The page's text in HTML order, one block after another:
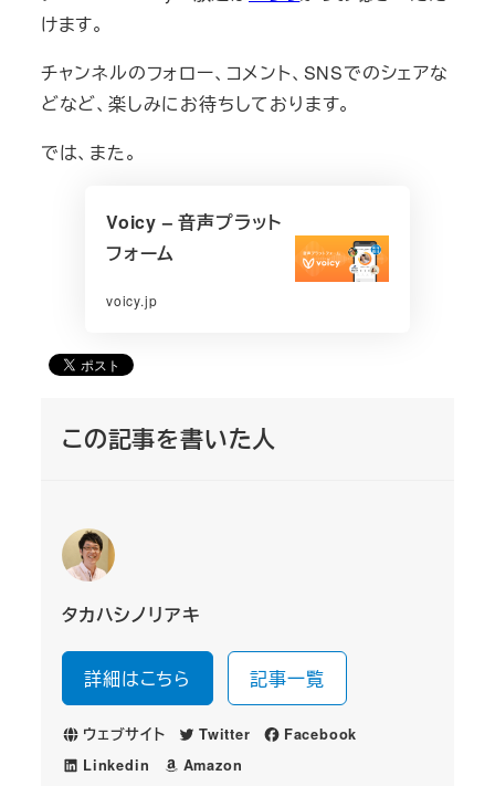
けます。
チャンネルのフォロー、コメント、SNSでのシェアな
どなど、楽しみにお待ちしております。
では、また。
Voicy – 音声プラット
フォーム
voicy.jp
この記事を書いた人
タカハシノリアキ
詳細はこちら 記事一覧
ウェブサイト Twitter
Facebook
Linkedin
Amazon